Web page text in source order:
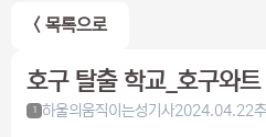
< 목록으로
호구 탈출 학교_호구와트
1 하울의움직이는성기사2024.04.22